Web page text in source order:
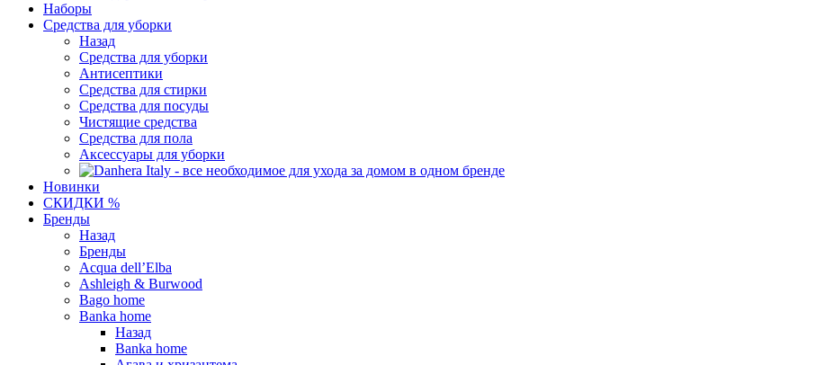
Наборы
Средства для уборки
Назад
Средства для уборки
Антисептики
Средства для стирки
Средства для посуды
Чистящие средства
Средства для пола
Аксессуары для уборки
Новинки
СКИДКИ %
Бренды
Назад
Бренды
Acqua dell’Elba
Ashleigh & Burwood
Bago home
Banka home
Назад
Banka home